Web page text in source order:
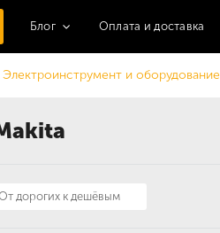
Блог Оплата и доставка
Электроинструмент и оборудование
дорогих к дешёвым